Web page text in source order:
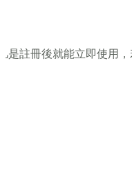
是註冊後就能立即使用